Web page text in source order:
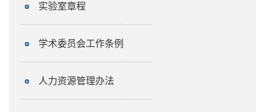
实验室章程
学术委员会工作条例
人力资源管理办法